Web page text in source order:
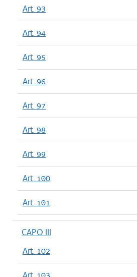
Art. 93
Art. 94
Art. 95
Art. 96
Art. 97
Art. 98
Art. 99
Art. 100
Art. 101
CAPO III
Art. 102